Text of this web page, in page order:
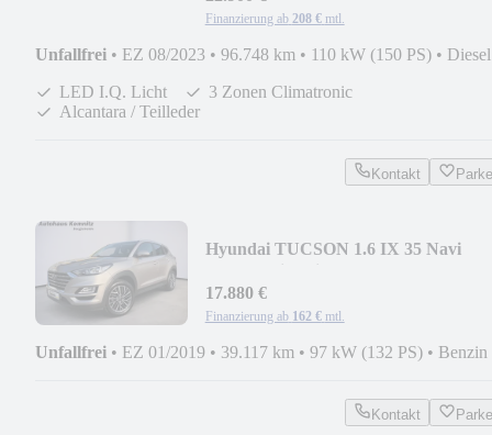
Finanzierung ab 208 € mtl.
Unfallfrei • EZ 08/2023 • 96.748 km • 110 kW (150 PS) • Diesel
LED I.Q. Licht
3 Zonen Climatronic
Alcantara / Teilleder
Kontakt
Hyundai TUCSON 1.6 IX 35 Navi
17.880 €
Finanzierung ab 162 € mtl.
Unfallfrei • EZ 01/2019 • 39.117 km • 97 kW (132 PS) • Benzin
Kontakt